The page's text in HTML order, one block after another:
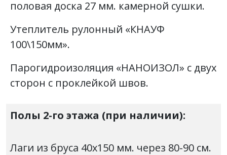
половая доска 27 мм. камерной сушки.
Утеплитель рулонный «КНАУФ
100\150мм».
Парогидроизоляция «НАНОИЗОЛ» с двух
сторон с проклейкой швов.
Полы 2-го этажа (при наличии):
Лаги из бруса 40х150 мм. через 80-90 см.